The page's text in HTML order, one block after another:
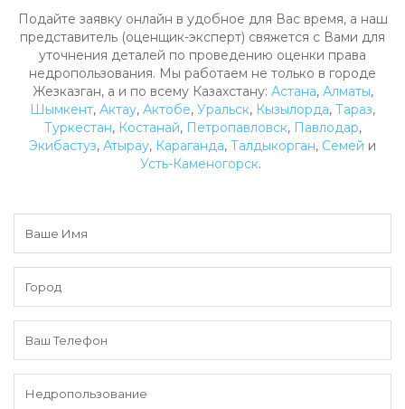
Подайте заявку онлайн в удобное для Вас время, а наш
представитель (оценщик-эксперт) свяжется с Вами для
уточнения деталей по проведению оценки права
недропользования. Мы работаем не только в городе
Жезказган, а и по всему Казахстану: Астана, Алматы,
Шымкент, Актау, Актобе, Уральск, Кызылорда, Тараз,
Туркестан, Костанай, Петропавловск, Павлодар,
Экибастуз, Атырау, Караганда, Талдыкорган, Семей и
Усть-Каменогорск.